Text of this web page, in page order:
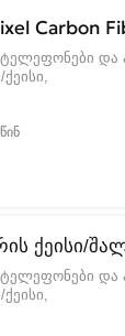
Carbon
და
ქეისი/
და